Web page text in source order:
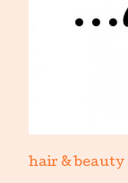
hair & beauty